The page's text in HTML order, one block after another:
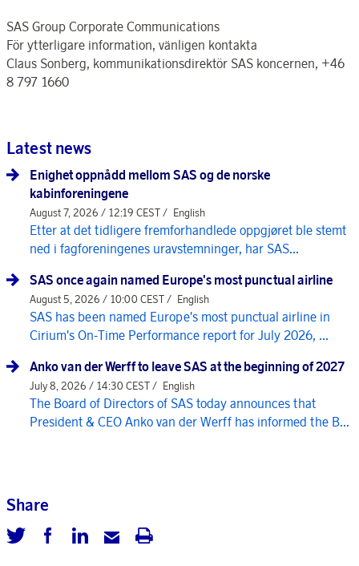
SAS Group Corporate Communications
För ytterligare information, vänligen kontakta
Claus Sonberg, kommunikationsdirektör SAS koncernen, +46
8 797 1660
Latest news
Enighet oppnådd mellom SAS og de norske
kabinforeningene
August 7, 2026 / 12:19 CEST / English
Etter at det tidligere fremforhandlede oppgjøret ble stemt
ned i fagforeningenes uravstemninger, har SAS...
SAS once again named Europe's most punctual airline
August 5, 2026 / 10:00 CEST / English
SAS has been named Europe's most punctual airline in
Cirium's On-Time Performance report for July 2026, ...
Anko van der Werff to leave SAS at the beginning of 2027
July 8, 2026 / 14:30 CEST / English
The Board of Directors of SAS today announces that
President & CEO Anko van der Werff has informed the B...
Share